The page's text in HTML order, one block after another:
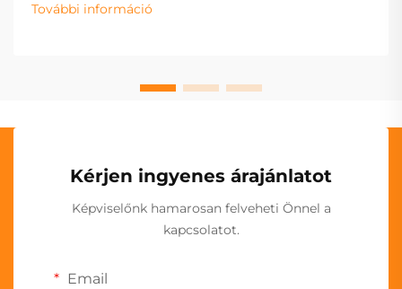
További információ
Kérjen ingyenes árajánlatot
Képviselőnk hamarosan felveheti Önnel a
kapcsolatot.
Email